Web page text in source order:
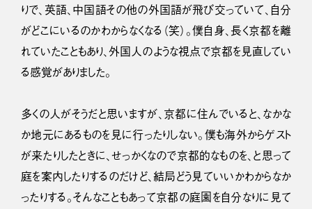
りで、英語、中国語その他の外国語が飛び交っていて、自分
がどこにいるのかわからなくなる（笑）。僕自身、長く京都を離
れていたこともあり、外国人のような視点で京都を見直してい
る感覚がありました。
多くの人がそうだと思いますが、京都に住んでいると、なかな
か地元にあるものを見に行ったりしない。僕も海外からゲスト
が来たりしたときに、せっかくなので京都的なものを、と思って
庭を案内したりするのだけど、結局どう見ていいかわからなか
ったりする。そんなこともあって京都の庭園を自分なりに見て